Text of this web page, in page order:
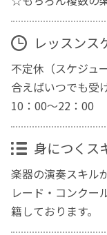
レッスンス
不定休（スケジュ
合えばいつでも受
10：00〜22：00
身につくス
楽器の演奏スキル
レード・コンクー
籍しております。